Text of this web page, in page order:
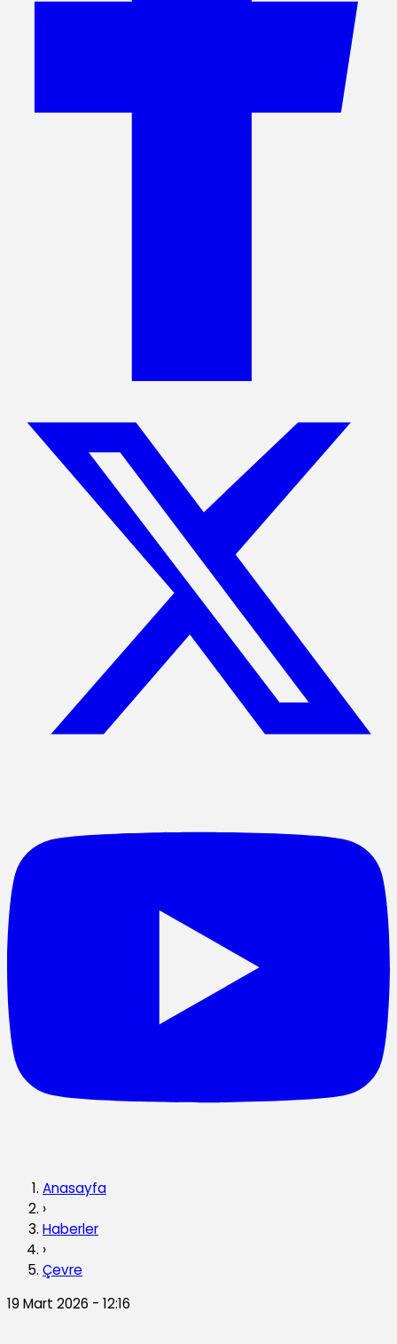
Anasayfa
›
Haberler
›
Çevre
19 Mart 2026 - 12:16